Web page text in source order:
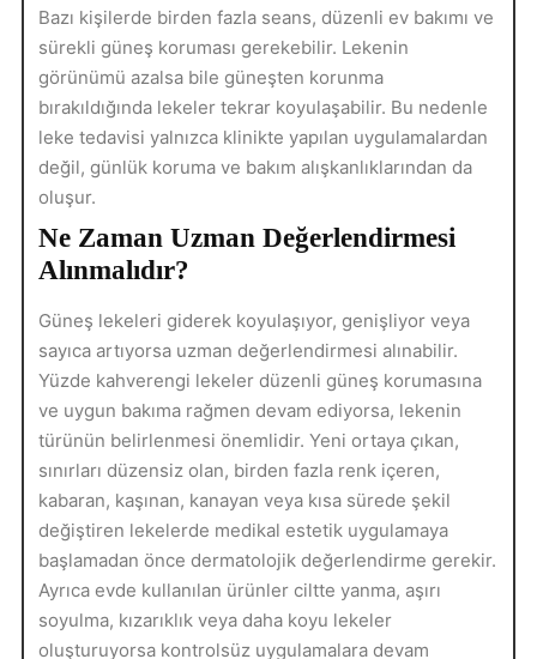
Bazı kişilerde birden fazla seans, düzenli ev bakımı ve
sürekli güneş koruması gerekebilir. Lekenin
görünümü azalsa bile güneşten korunma
bırakıldığında lekeler tekrar koyulaşabilir. Bu nedenle
leke tedavisi yalnızca klinikte yapılan uygulamalardan
değil, günlük koruma ve bakım alışkanlıklarından da
oluşur.
Ne Zaman Uzman Değerlendirmesi
Alınmalıdır?
Güneş lekeleri giderek koyulaşıyor, genişliyor veya
sayıca artıyorsa uzman değerlendirmesi alınabilir.
Yüzde kahverengi lekeler düzenli güneş korumasına
ve uygun bakıma rağmen devam ediyorsa, lekenin
türünün belirlenmesi önemlidir. Yeni ortaya çıkan,
sınırları düzensiz olan, birden fazla renk içeren,
kabaran, kaşınan, kanayan veya kısa sürede şekil
değiştiren lekelerde medikal estetik uygulamaya
başlamadan önce dermatolojik değerlendirme gerekir.
Ayrıca evde kullanılan ürünler ciltte yanma, aşırı
soyulma, kızarıklık veya daha koyu lekeler
oluşturuyorsa kontrolsüz uygulamalara devam